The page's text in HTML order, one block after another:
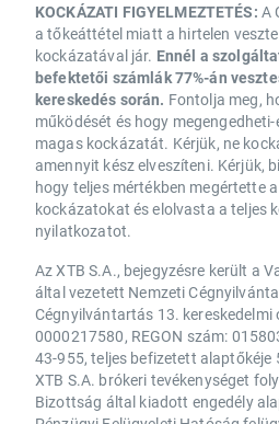
KOCKÁZATI FIGYELMEZTETÉS: A
a tőkeáttétel miatt a hirtelen
kockázatával jár. Ennél a
befektetői számlák 77%-án
kereskedés során. Fontolja meg,
működését és hogy
magas kockázatát. Kérjük, ne
amennyit kész elveszíteni. Kérjük,
hogy teljes mértékben megértette
kockázatokat és elolvasta a teljes
nyilatkozatot.
Az XTB S.A., bejegyzésre került a
által vezetett Nemzeti
Cégnyilvántartás 13. kereskedelmi
0000217580, REGON szám:
43-955, teljes befizetett alaptőkéje
XTB S.A. brókeri tevékenységet
Bizottság által kiadott engedély